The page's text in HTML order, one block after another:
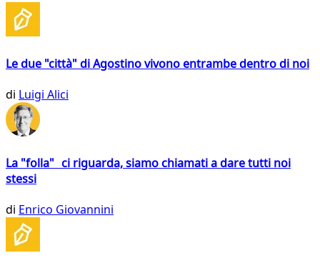
Le due "città" di Agostino vivono entrambe dentro di noi
di Luigi Alici
La "folla" ci riguarda, siamo chiamati a dare tutti noi
stessi
di Enrico Giovannini